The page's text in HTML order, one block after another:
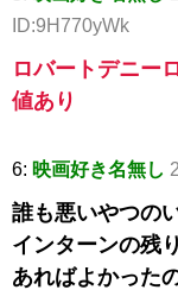
ID:9H770yWk
ロバートデニー
値あり
6: 映画好き名無し
誰も悪いやつの
インターンの残
あればよかった